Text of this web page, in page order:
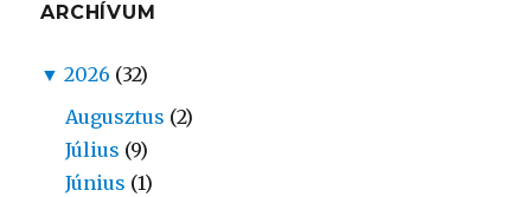
ARCHÍVUM
▼ 2026 (32)
Augusztus (2)
Július (9)
Június (1)